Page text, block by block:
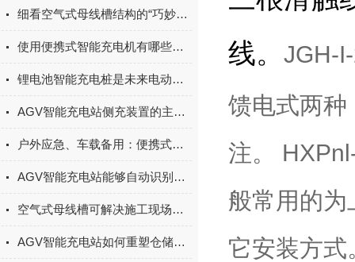
细看空气式母线槽结构的“巧妙设计”
使用便携式智能充电机有哪些需要注意的保养技巧
锂电池智能充电桩是未来电动汽车充电行业的重要发展方向
AGV智能充电站侧充装置的主要组成部分与功能了解一下
户外应急、车载备用：便携式智能充电机的3大实用场景
AGV智能充电站能够自动识别AGV的电量状态
空气式母线槽可解决施工现场大跨距安装的难题
AGV智能充电站如何重塑仓储作业效率？
线。 JGH-
馈电式两种
注。
般常用的
它安装方